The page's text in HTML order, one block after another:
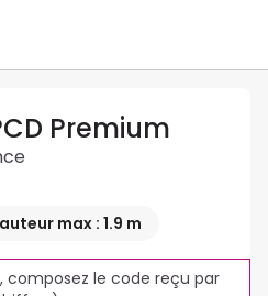
Premium
max : 1.9 m
composez le code reçu par